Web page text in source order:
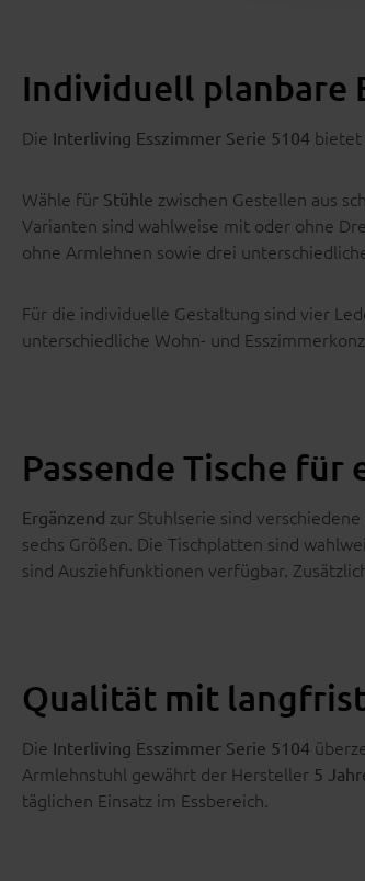
Individuell planbare
Die Interliving Esszimmer Serie 5104 bietet
Wähle für Stühle zwischen Gestellen aus
Varianten sind wahlweise mit oder ohne
ohne Armlehnen sowie drei
Für die individuelle Gestaltung sind vier
unterschiedliche Wohn- und
Passende Tische für
Ergänzend zur Stuhlserie sind
sechs Größen. Die Tischplatten sind
sind Ausziehfunktionen verfügbar.
Qualität mit
Die Interliving Esszimmer Serie 5104
Armlehnstuhl gewährt der Hersteller 5
täglichen Einsatz im Essbereich.